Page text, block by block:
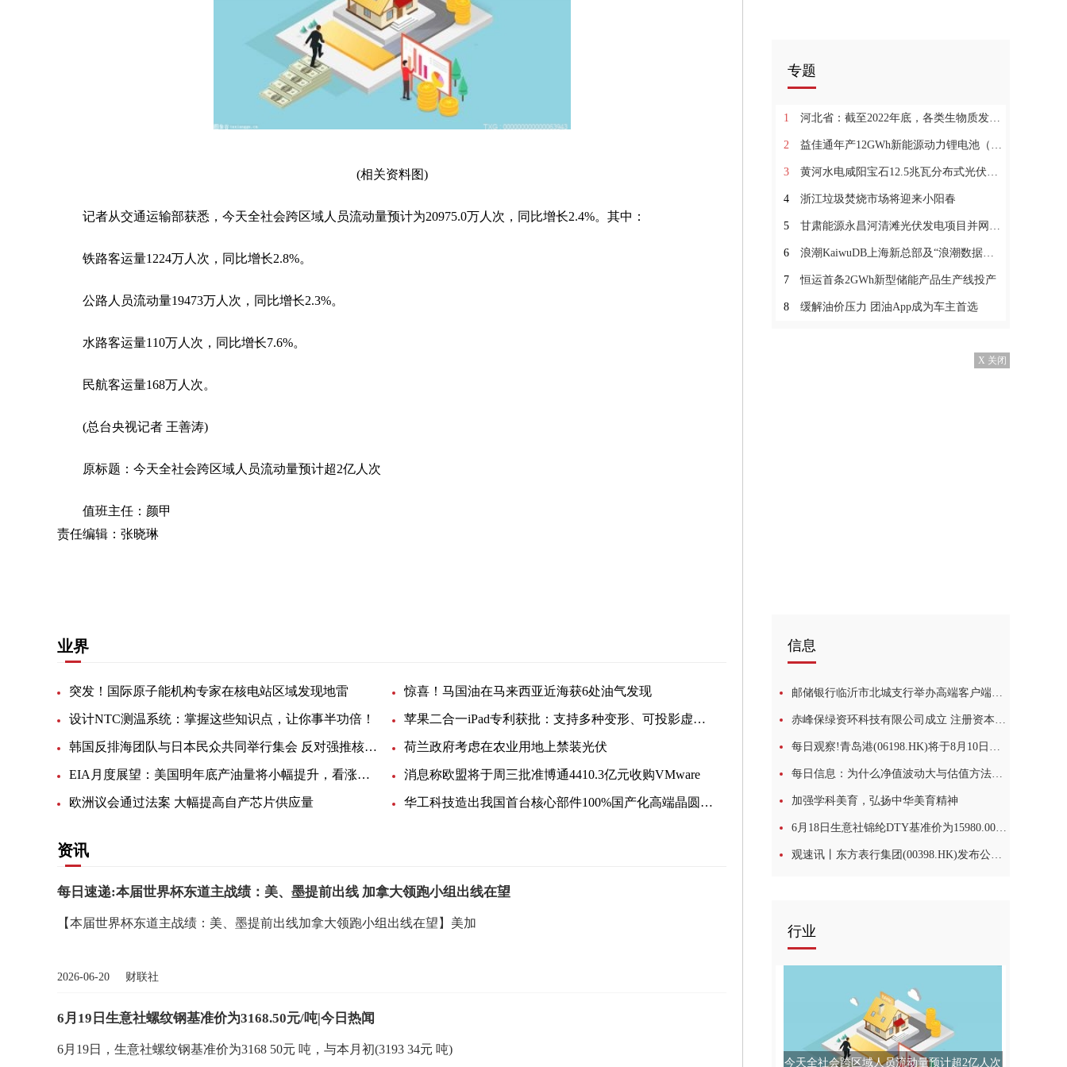
(相关资料图)
记者从交通运输部获悉，今天全社会跨区域人员流动量预计为20975.0万人次，同比增长2.4%。其中：
铁路客运量1224万人次，同比增长2.8%。
公路人员流动量19473万人次，同比增长2.3%。
水路客运量110万人次，同比增长7.6%。
民航客运量168万人次。
(总台央视记者 王善涛)
原标题：今天全社会跨区域人员流动量预计超2亿人次
值班主任：颜甲
责任编辑：张晓琳
业界
突发！国际原子能机构专家在核电站区域发现地雷 惊喜！马国油在马来西亚近海获6处油气发现
设计NTC测温系统：掌握这些知识点，让你事半功倍！ 苹果二合一iPad专利获批：支持多种变形、可投影虚拟键盘
韩国反排海团队与日本民众共同举行集会 反对强推核污染水排海 荷兰政府考虑在农业用地上禁装光伏
EIA月度展望：美国明年底产油量将小幅提升，看涨未来油价 消息称欧盟将于周三批准博通4410.3亿元收购VMware
欧洲议会通过法案 大幅提高自产芯片供应量 华工科技造出我国首台核心部件100%国产化高端晶圆激光切割设备
资讯
每日速递:本届世界杯东道主战绩：美、墨提前出线 加拿大领跑小组出线在望
【本届世界杯东道主战绩：美、墨提前出线加拿大领跑小组出线在望】美加
2026-06-20 财联社
6月19日生意社螺纹钢基准价为3168.50元/吨|今日热闻
6月19日，生意社螺纹钢基准价为3168 50元 吨，与本月初(3193 34元 吨)
专题
1 河北省：截至2022年底，各类生物质发电装机容量总计约2191MW
2 益佳通年产12GWh新能源动力锂电池（一期）项目投产
3 黄河水电咸阳宝石12.5兆瓦分布式光伏项目并网发电
4 浙江垃圾焚烧市场将迎来小阳春
5 甘肃能源永昌河清滩光伏发电项目并网发电
6 浪潮KaiwuDB上海新总部及“浪潮数据库产业联合实验室”落成
7 恒运首条2GWh新型储能产品生产线投产
8 缓解油价压力 团油App成为车主首选
X 关闭
信息
邮储银行临沂市北城支行举办高端客户端午包粽子联谊活动
赤峰保绿资环科技有限公司成立 注册资本3000万人民币
每日观察!青岛港(06198.HK)将于8月10日派发末期股息每10股1.988元
每日信息：为什么净值波动大与估值方法有关？
加强学科美育，弘扬中华美育精神
6月18日生意社锦纶DTY基准价为15980.00元/吨
观速讯丨东方表行集团(00398.HK)发布公告，该公司将于2026年10月28日派发特别股息每股0.123港元
行业
今天全社会跨区域人员流动量预计超2亿人次